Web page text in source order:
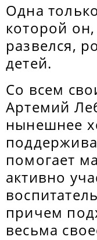
Одна
которой
развелся,
детей.
Со всем
Артемий
нынешнее
помогает
активно
причем
весьма